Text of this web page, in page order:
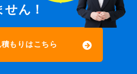
ん！
もりはこちら